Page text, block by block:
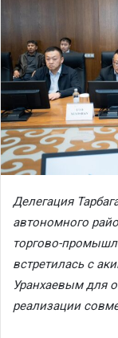
Делегация
автономного
торгово-
встретилась с
Уранхаевым для
реализации